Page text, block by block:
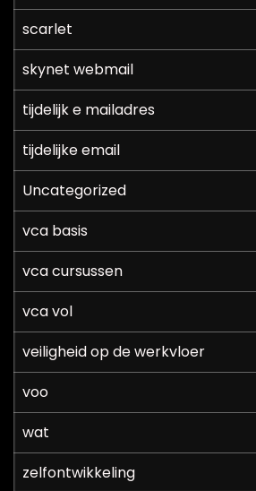
scarlet
skynet webmail
tijdelijk e mailadres
tijdelijke email
Uncategorized
vca basis
vca cursussen
vca vol
veiligheid op de werkvloer
voo
wat
zelfontwikkeling